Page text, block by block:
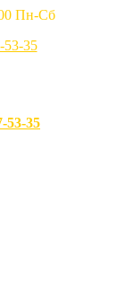
Пн-Сб
35
53-35